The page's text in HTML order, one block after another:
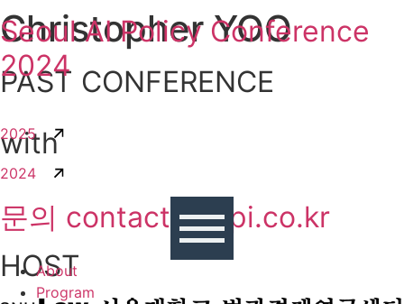
콘텐츠로
건너뛰기
Seoul AI Policy Conference
2024
with
About
Program
Christopher YOO
PAST CONFERENCE
2025
2024
문의 contact@sapi.co.kr
HOST